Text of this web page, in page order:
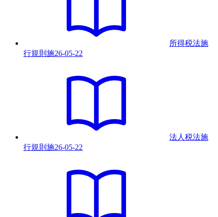
所得税法施
行規則 施26-05-22
法人税法施
行規則 施26-05-22